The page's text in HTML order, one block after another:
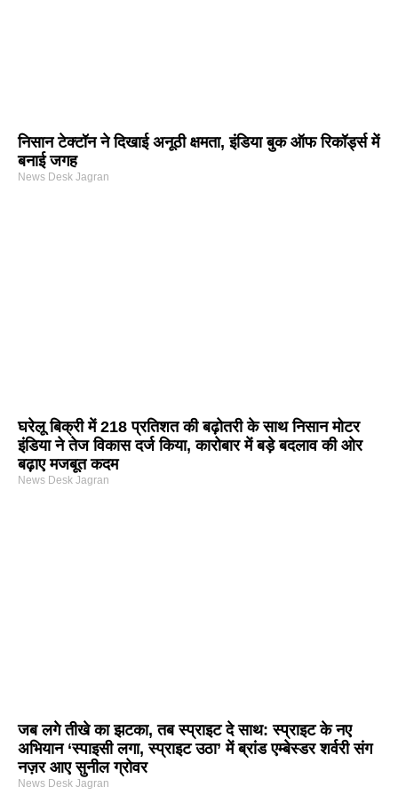
निसान टेक्टॉन ने दिखाई अनूठी क्षमता, इंडिया बुक ऑफ रिकॉर्ड्स में
बनाई जगह
News Desk Jagran
घरेलू बिक्री में 218 प्रतिशत की बढ़ोतरी के साथ निसान मोटर
इंडिया ने तेज विकास दर्ज किया, कारोबार में बड़े बदलाव की ओर
बढ़ाए मजबूत कदम
News Desk Jagran
जब लगे तीखे का झटका, तब स्प्राइट दे साथ: स्प्राइट के नए
अभियान ‘स्पाइसी लगा, स्प्राइट उठा’ में ब्रांड एम्बेस्डर शर्वरी संग
नज़र आए सुनील ग्रोवर
News Desk Jagran